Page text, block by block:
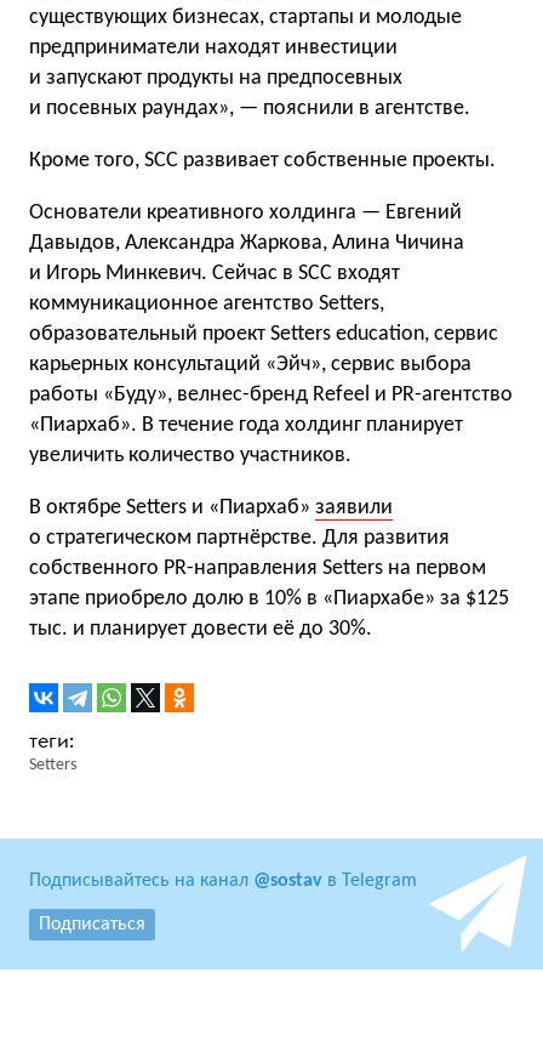
существующих бизнесах, стартапы и молодые
предприниматели находят инвестиции
и запускают продукты на предпосевных
и посевных раундах», — пояснили в агентстве.
Кроме того, SCC развивает собственные проекты.
Основатели креативного холдинга — Евгений
Давыдов, Александра Жаркова, Алина Чичина
и Игорь Минкевич. Сейчас в SCC входят
коммуникационное агентство Setters,
образовательный проект Setters education, сервис
карьерных консультаций «Эйч», сервис выбора
работы «Буду», велнес-бренд Refeel и PR-агентство
«Пиархаб». В течение года холдинг планирует
увеличить количество участников.
В октябре Setters и «Пиархаб» заявили
о стратегическом партнёрстве. Для развития
собственного PR-направления Setters на первом
этапе приобрело долю в 10% в «Пиархабе» за $125
тыс. и планирует довести её до 30%.
Setters
Подписывайтесь на канал @sostav в Telegram
Подписаться